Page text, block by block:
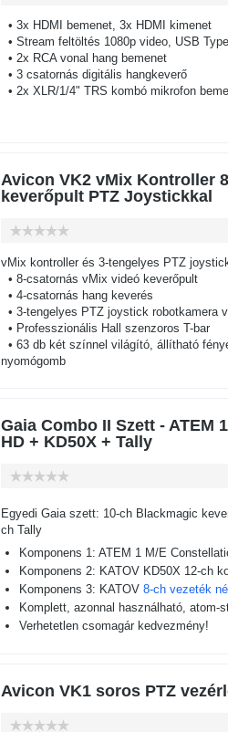
• 3x HDMI bemenet, 3x HDMI kimenet
• Stream feltöltés 1080p video, USB
• 2x RCA vonal hang bemenet
• 3 csatornás digitális hangkeverő
• 2x XLR/1/4" TRS kombó mikrofon
Avicon VK2 vMix Kontroller
keverőpult PTZ Joystickkal
vMix kontroller és 3-tengelyes PTZ
• 8-csatornás vMix videó keverőpult
• 4-csatornás hang keverés
• 3-tengelyes PTZ joystick robotkamera
• Professzionális Hall szenzoros T-bar
• 63 db két színnel világító, állítható
nyomógomb
Gaia Combo II Szett - ATEM
HD + KD50X + Tally
Egyedi Gaia szett: 10-ch Blackmagic
ch Tally
Komponens 1: ATEM 1 M/E
Komponens 2: KATOV KD50X 12-ch
Komponens 3: KATOV 8-ch vezeték
Komplett, azonnal használható, atom-
Verhetetlen csomagár kedvezmény!
Avicon VK1 soros PTZ